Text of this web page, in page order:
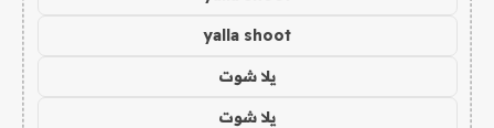
yalla shoot
يلا شوت
يلا شوت